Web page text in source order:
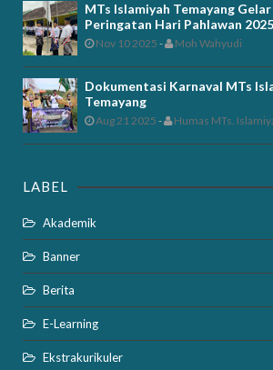
MTs Islamiyah Temayang
Peringatan Hari Pahlawan 2025
Nov 10 2025 - Moh Wahyudi
Dokumentasi Karnaval MTs
Temayang
Aug 21 2025 - Humas MTs.
LABEL
Akademik
Banner
Berita
E-Learning
Ekstrakurikuler